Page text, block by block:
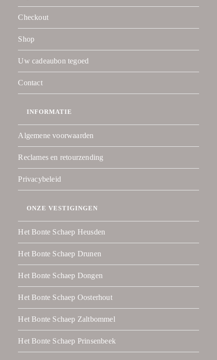
Checkout
Shop
Uw cadeaubon tegoed
Contact
INFORMATIE
Algemene voorwaarden
Reclames en retourzending
Privacybeleid
ONZE VESTIGINGEN
Het Bonte Schaep Heusden
Het Bonte Schaep Drunen
Het Bonte Schaep Dongen
Het Bonte Schaep Oosterhout
Het Bonte Schaep Zaltbommel
Het Bonte Schaep Prinsenbeek